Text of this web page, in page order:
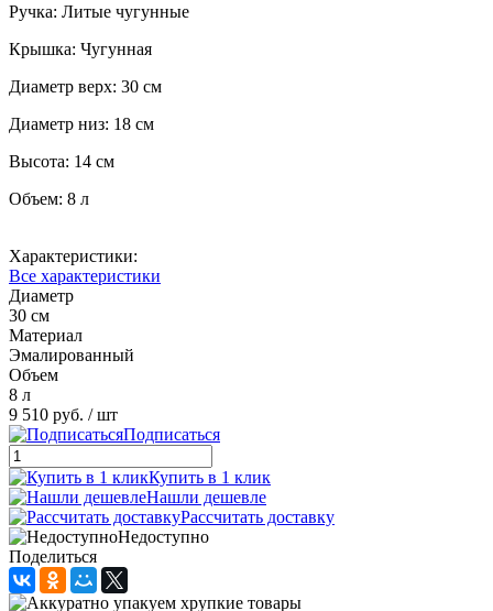
Ручка: Литые чугунные
Крышка: Чугунная
Диаметр верх: 30 см
Диаметр низ: 18 см
Высота: 14 см
Объем: 8 л
Характеристики:
Все характеристики
Диаметр
30 см
Материал
Эмалированный
Объем
8 л
9 510 руб. / шт
Подписаться
Купить в 1 клик
Нашли дешевле
Рассчитать доставку
Недоступно
Поделиться